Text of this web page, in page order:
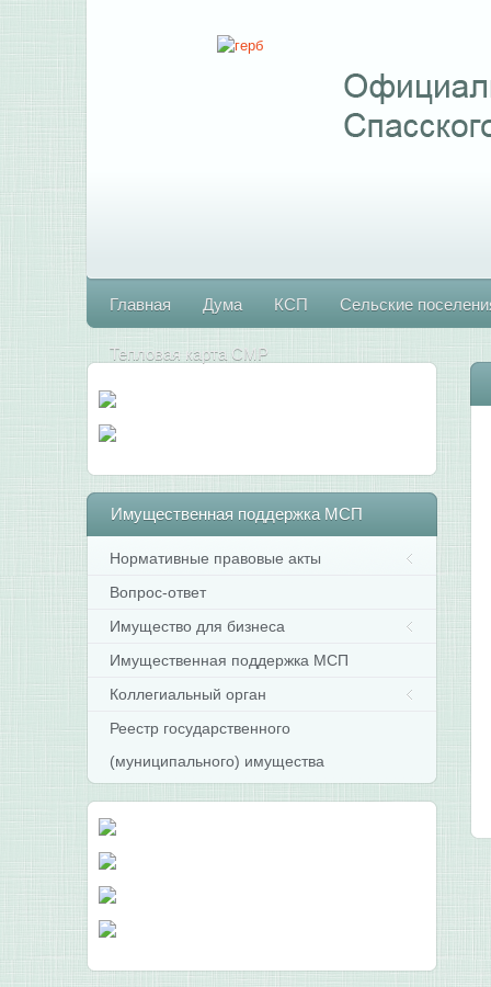
Главная Дума КСП Сельские
Тепловая карта СМР
Имущественная поддержка МСП
Нормативные правовые акты
Вопрос-ответ
Имущество для бизнеса
Имущественная поддержка МСП
Коллегиальный орган
Реестр государственного
(муниципального) имущества